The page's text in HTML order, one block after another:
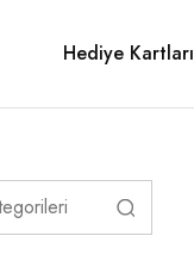
Hediye Kartları